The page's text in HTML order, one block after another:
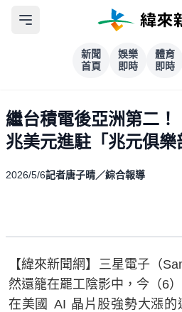
新聞
首頁
娛樂
即時
體育
即時
繼台積電後亞洲第二
兆美元進駐「兆元俱樂
2026/5/6記者唐子晴／綜合報導
【緯來新聞網】三星電子（
然還籠在罷工陰影中，今（6
在美國 AI 晶片股強勢大漲的